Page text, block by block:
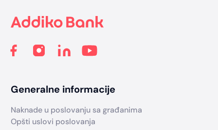
Generalne informacije
Naknade u poslovanju sa građanima
Opšti uslovi poslovanja